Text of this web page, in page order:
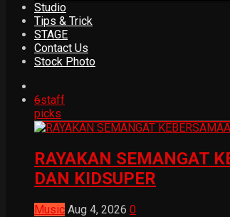
Studio
Tips & Trick
STAGE
Contact Us
Stock Photo
6staff
picks
RAYAKAN SEMANGAT
DAN KIDSUPER
Music Aug 4, 2026 0